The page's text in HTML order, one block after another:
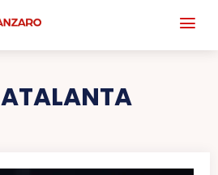
ATALANTA